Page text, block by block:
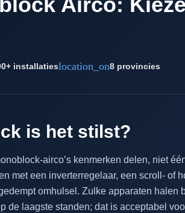
installatieslocation_on8 provincies
is het stilst?
airco’s kenmerken delen, niet
met een inverterregelaar, een scroll- of
omhulsel. Zulke apparaten halen
de laagste standen; dat is acceptabel